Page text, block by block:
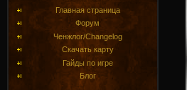
Главная страница
Форум
Ченжлог/Changelog
Скачать карту
Гайды по игре
Блог